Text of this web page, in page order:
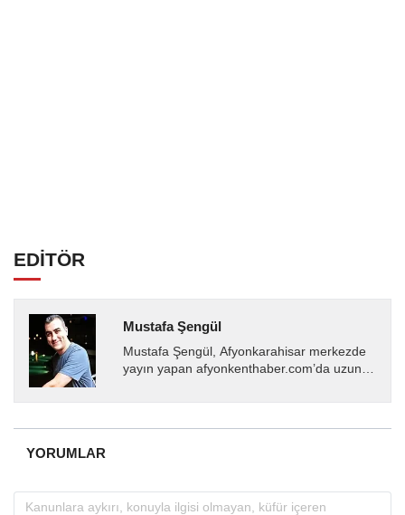
EDİTÖR
Mustafa Şengül
Mustafa Şengül, Afyonkarahisar merkezde
yayın yapan afyonkenthaber.com’da uzun
almakta, haber akışı...
YORUMLAR